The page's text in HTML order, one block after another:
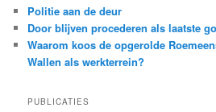
Politie aan de deur
Door blijven procederen als laatste
Waarom koos de opgerolde
Wallen als werkterrein?
PUBLICATIES